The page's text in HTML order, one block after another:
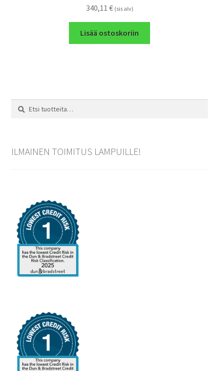
340,11 € (sis alv)
Lisää ostoskoriin
Etsi:
Haku
ILMAINEN TOIMITUS LAMPUILLE!